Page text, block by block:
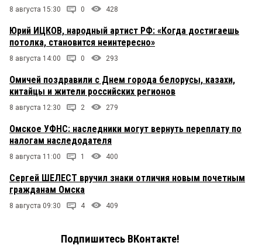
8 августа 15:30 0 428
Юрий ИЦКОВ, народный артист РФ: «Когда достигаешь
потолка, становится неинтересно»
8 августа 14:00 0 293
Омичей поздравили с Днем города белорусы, казахи,
китайцы и жители российских регионов
8 августа 12:30 2 279
Омское УФНС: наследники могут вернуть переплату по
налогам наследодателя
8 августа 11:00 1 400
Сергей ШЕЛЕСТ вручил знаки отличия новым почетным
гражданам Омска
8 августа 09:30 4 409
Подпишитесь ВКонтакте!